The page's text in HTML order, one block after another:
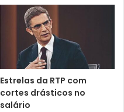
Estrelas da RTP com
cortes drásticos no
salário